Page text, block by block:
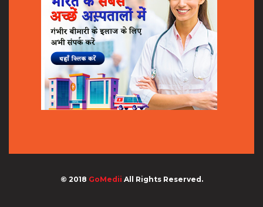
© 2018 GoMedii All Rights Reserved.